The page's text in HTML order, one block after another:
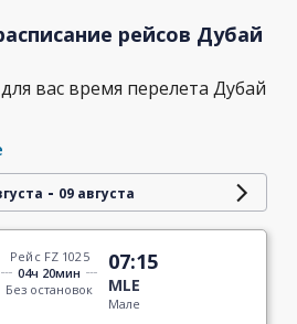
рейсов Дубай
вас время перелета Дубай
- 09 августа
Рейс FZ 1025
04ч 20мин
Без остановок
07:15
MLE
Мале